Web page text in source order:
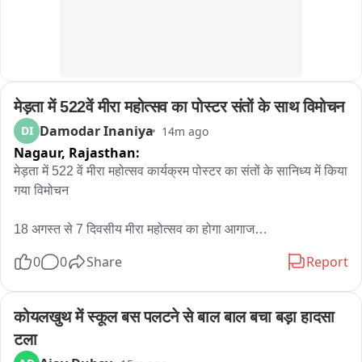
पुलिस जांच में जुटी
मेड़ता में 522वें मीरा महोत्सव का पोस्टर संतों के साथ विमोचन
DI Damodar Inaniya 14m ago
Nagaur, Rajasthan:
मेड़ता में 522 वें मीरा महोत्सव कार्यक्रम पोस्टर का संतों के सानिध्य में किया
गया विमोचन
18 अगस्त से 7 दिवसीय मीरा महोत्सव का होगा आगाज
ध्वजारोहण कार्यक्रम में शिरकत करेंगी सांसद महिमा कुमारी मेवाड़
मेड़ता में 522 वें मीरा महोत्सव कार्यक्रम को लेकर आज संतों के सानिध्य में
मीरा महोत्सव समिति और विधायक लक्ष्मण राम कलरु ने पोस्टर विमोचन
किया। मेड़ता में 18 अगस्त से प्रारम्भ हो रहे मीरा महोत्सव कार्यक्रम को
0 0 Share Report
कोयलखुथ में स्कूल बस पलटने से बाल बाल बचा बड़ा हादसा
टला